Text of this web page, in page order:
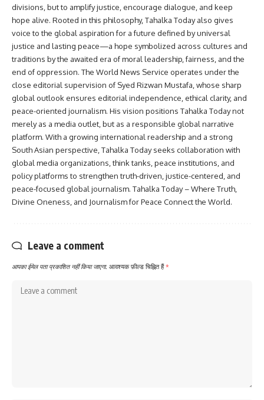
divisions, but to amplify justice, encourage dialogue, and keep
hope alive. Rooted in this philosophy, Tahalka Today also gives
voice to the global aspiration for a future defined by universal
justice and lasting peace—a hope symbolized across cultures and
traditions by the awaited era of moral leadership, fairness, and the
end of oppression. The World News Service operates under the
close editorial supervision of Syed Rizwan Mustafa, whose sharp
global outlook ensures editorial independence, ethical clarity, and
peace-oriented journalism. His vision positions Tahalka Today not
merely as a media outlet, but as a responsible global narrative
platform. With a growing international readership and a strong
South Asian perspective, Tahalka Today seeks collaboration with
global media organizations, think tanks, peace institutions, and
policy platforms to strengthen truth-driven, justice-centered, and
peace-focused global journalism. Tahalka Today – Where Truth,
Divine Oneness, and Journalism for Peace Connect the World.
Leave a comment
आपका ईमेल पता प्रकाशित नहीं किया जाएगा. आवश्यक फ़ील्ड चिह्नित हैं*